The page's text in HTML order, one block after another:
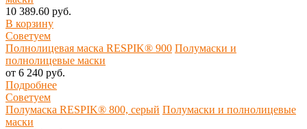
10 389.60 руб.
В корзину
Советуем
Полнолицевая маска RESPIK® 900 Полумаски и
полнолицевые маски
от 6 240 руб.
Подробнее
Советуем
Полумаска RESPIK® 800, серый Полумаски и полнолицевые
маски